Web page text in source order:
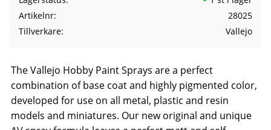
Artikelnr
28025
Tillverkare
Vallejo
The Vallejo Hobby Paint Sprays are a perfect
combination of base coat and highly pigmented color,
developed for use on all metal, plastic and resin
models and miniatures. Our new original and unique